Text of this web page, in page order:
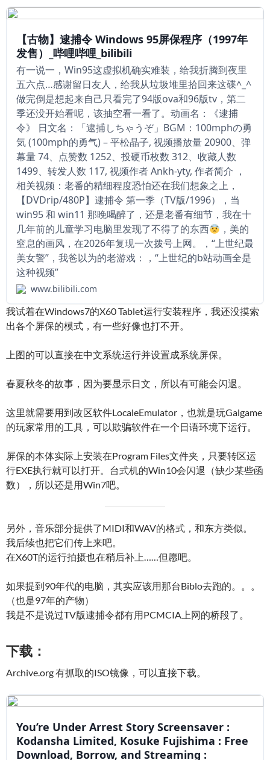
【古物】逮捕令 Windows 95屏保程序（1997年
发售）_哔哩哔哩_bilibili
有一说一，Win95这虚拟机确实难装，给我折腾到夜里
五六点…感谢留日友人，给我从垃圾堆里拾回来这碟^_^
做完倒是想起来自己只看完了94版ova和96版tv，第二
季还没开始看呢，该抽空看一看了。动画名：《逮捕
令》 日文名：「逮捕しちゃうぞ」BGM：100mphの勇
気 (100mph的勇气) – 平松晶子, 视频播放量 20900、弹
幕量 74、点赞数 1252、投硬币枚数 312、收藏人数
1499、转发人数 117, 视频作者 Ankh-yty, 作者简介 ，
相关视频：老番的精细程度恐怕还在我们想象之上，
【DVDrip/480P】逮捕令 第一季（TV版/1996），当
win95 和 win11 那晚喝醉了，还是老番有细节，我在十
几年前的儿童学习电脑里发现了不得了的东西
，美的
窒息的画风，在2026年复现一次拨号上网。，“上世纪最
美女警”，我爸以为的老游戏：，“上世纪的b站动画全是
这种视频”
www.bilibili.com
我试着在Windows7的X60 Tablet运行安装程序，我还没摸索
出各个屏保的模式，有一些好像也打不开。
上图的可以直接在中文系统运行并设置成系统屏保。
春夏秋冬的故事，因为要显示日文，所以有可能会闪退。
这里就需要用到改区软件LocaleEmulator，也就是玩Galgame
的玩家常用的工具，可以欺骗软件在一个日语环境下运行。
屏保的本体实际上安装在Program Files文件夹，只要转区运
行EXE执行就可以打开。台式机的Win10会闪退（缺少某些函
数），所以还是用Win7吧。
另外，音乐部分提供了MIDI和WAV的格式，和东方类似。
我后续也把它们传上来吧。
在X60T的运行拍摄也在稍后补上……但愿吧。
如果提到90年代的电脑，其实应该用那台Biblo去跑的。。。
（也是97年的产物）
我是不是说过TV版逮捕令都有用PCMCIA上网的桥段了。
下载：
Archive.org 有抓取的ISO镜像，可以直接下载。
You’re Under Arrest Story Screensaver :
Kodansha Limited, Kosuke Fujishima : Free
Download, Borrow, and Streaming :